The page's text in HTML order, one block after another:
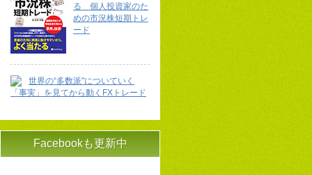
る 個人投資家のた
めの市況株短期トレ
ード
世界の“多数派"についていく
「事実」を見てから動くFXトレード
Facebookも更新中